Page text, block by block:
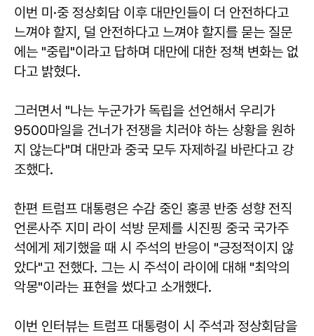
이번 미·중 정상회담 이후 대만인들이 더 안전하다고
느껴야 할지, 덜 안전하다고 느껴야 할지를 묻는 질문
에는 "중립"이라고 답하며 대만에 대한 정책 변화는 없
다고 밝혔다.
그러면서 "나는 누군가가 독립을 선언해서 우리가
9500마일을 건너가 전쟁을 치러야 하는 상황을 원하
지 않는다"며 대만과 중국 모두 자제하길 바란다고 강
조했다.
한편 트럼프 대통령은 수감 중인 홍콩 반중 성향 전직
언론사주 지미 라이 석방 문제를 시진핑 중국 국가주
석에게 제기했을 때 시 주석의 반응이 "긍정적이지 않
았다"고 전했다. 그는 시 주석이 라이에 대해 "최악의
악몽"이라는 표현을 썼다고 소개했다.
이번 인터뷰는 트럼프 대통령이 시 주석과 정상회담을